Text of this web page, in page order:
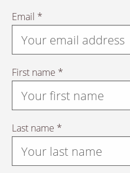
Email *
First name *
Last name *